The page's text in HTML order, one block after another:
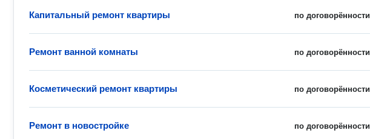
по договорённости
Капитальный ремонт квартиры
по договорённости
Ремонт ванной комнаты
по договорённости
Косметический ремонт квартиры
по договорённости
Ремонт в новостройке